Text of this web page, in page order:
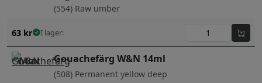
(554) Raw umber
63 kr I lager:
Gouachefärg W&N 14ml
(508) Permanent yellow deep